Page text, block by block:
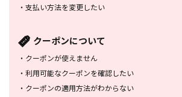
・ 支払い方法を変更したい
クーポンについて
・ クーポンが使えません
・ 利用可能なクーポンを確認したい
・ クーポンの適用方法がわからない